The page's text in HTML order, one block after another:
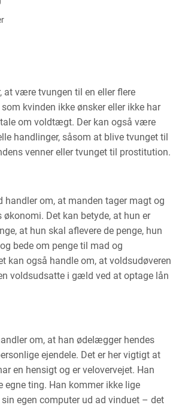
at være tvungen til en eller flere
kvinden ikke ønsker eller ikke har
om voldtægt. Der kan også være
handlinger, såsom at blive tvunget til
venner eller tvunget til prostitution.
handler om, at manden tager magt og
økonomi. Det kan betyde, at hun er
at hun skal aflevere de penge, hun
bede om penge til mad og
kan også handle om, at voldsudøveren
voldsudsatte i gæld ved at optage lån
om, at han ødelægger hendes
ejendele. Det er her vigtigt at
en hensigt og er velovervejet. Han
ting. Han kommer ikke lige
egen computer ud ad vinduet – det